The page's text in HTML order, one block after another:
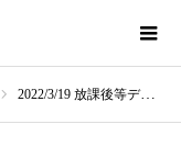
2022/3/19 放課後等デイサービスkonoha konoka見学・洗車